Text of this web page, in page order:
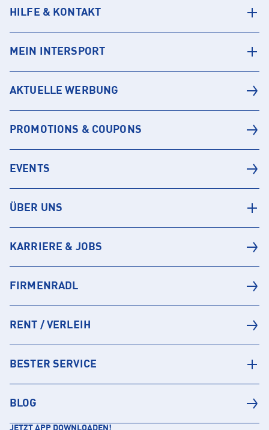
HILFE & KONTAKT
MEIN INTERSPORT
AKTUELLE WERBUNG
PROMOTIONS & COUPONS
EVENTS
ÜBER UNS
KARRIERE & JOBS
FIRMENRADL
RENT / VERLEIH
BESTER SERVICE
BLOG